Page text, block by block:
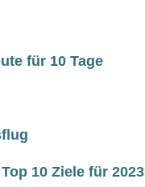
für 10 Tage
10 Ziele für 2023